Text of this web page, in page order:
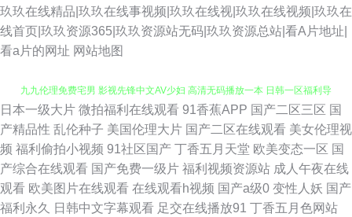
玖玖在线精品|玖玖在线事视频|玖玖在线视|玖玖在线视频|玖玖在
线首页|玖玖资源365|玖玖资源站无码|玖玖资源总站|看A片地址|
看a片的网址 网站地图
久久婷婷婷婷婷婷婷婷 91啦中文在线播放 日韩性爱全网址 91网页版免费看
九九伦理免费宅男 影视先锋中文AV少妇 高清无码播放一本 日韩一区福利导
航 成人午夜福利无码 成人欧美精产国品久久 91瑟瑟CC涩咪 免费看黄色91
日本一级大片 微拍福利在线观看 91香蕉APP 国产二区三区 国
产精品性 乱伦种子 美国伦理大片 国产二区在线观看 美女伦理视
频 福利偷拍小视频 91社区国产 丁香五月天堂 欧美变态一区 国
产综合在线观看 国产免费一级片 福利视频资源站 成人午夜在线
观看 欧美图片在线观看 在线观看h视频 国产a级0 变性人妖 国产
福利永久
日韩中文字幕观看 足交在线播放91 丁香五月色网站